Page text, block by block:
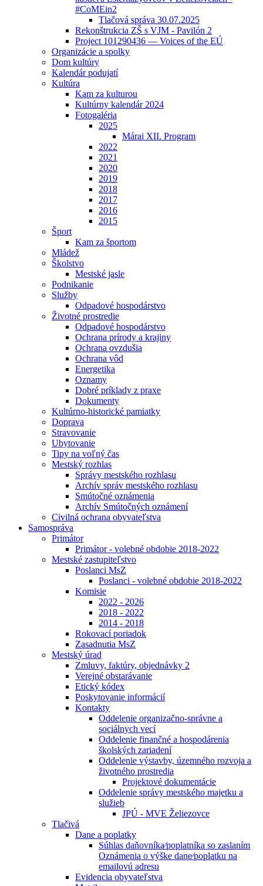
#CoMEin2
Tlačová správa 30.07.2025
Rekonštrukcia ZŠ s VJM - Pavilón 2
Project 101290436 — Voices of the EÚ
Organizácie a spolky
Dom kultúry
Kalendár podujatí
Kultúra
Kam za kulturou
Kultúrny kalendár 2024
Fotogaléria
2025
Márai XII. Program
2022
2021
2020
2019
2018
2017
2016
2015
Šport
Kam za športom
Mládež
Školstvo
Mestské jasle
Podnikanie
Služby
Odpadové hospodárstvo
Životné prostredie
Odpadové hospodárstvo
Ochrana prírody a krajiny
Ochrana ovzdušia
Ochrana vôd
Energetika
Oznamy
Dobré príklady z praxe
Dokumenty
Kultúrno-historické pamiatky
Doprava
Stravovanie
Ubytovanie
Tipy na voľný čas
Mestský rozhlas
Správy mestského rozhlasu
Archív správ mestského rozhlasu
Smútočné oznámenia
Archív Smútočných oznámení
Civilná ochrana obyvateľstva
Samospráva
Primátor
Primátor - volebné obdobie 2018-2022
Mestské zastupiteľstvo
Poslanci MsZ
Poslanci - volebné obdobie 2018-2022
Komisie
2022 - 2026
2018 - 2022
2014 - 2018
Rokovací poriadok
Zasadnutia MsZ
Mestský úrad
Zmluvy, faktúry, objednávky 2
Verejné obstarávanie
Etický kódex
Poskytovanie informácií
Kontakty
Oddelenie organizačno-správne a
sociálnych vecí
Oddelenie finančné a hospodárenia
školských zariadení
Oddelenie výstavby, územného rozvoja a
životného prostredia
Projektové dokumentácie
Oddelenie správy mestského majetku a
služieb
JPÚ - MVE Želiezovce
Tlačivá
Dane a poplatky
Súhlas daňovníka⁄poplatníka so zaslaním
Oznámenia o výške dane⁄poplatku na
emailovú adresu
Evidencia obyvateľstva